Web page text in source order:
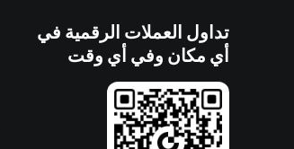
تداول العملات الرقمية في
أي مكان وفي أي وقت